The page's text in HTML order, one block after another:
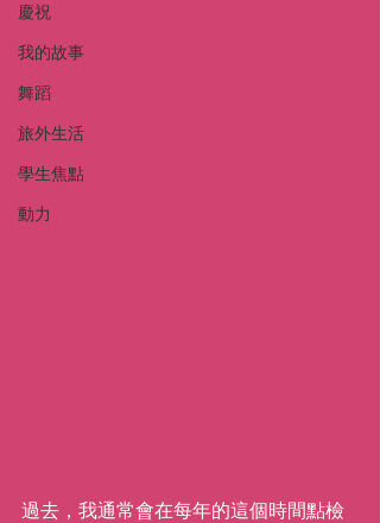
慶祝
我的故事
舞蹈
旅外生活
學生焦點
動力
過去，我通常會在每年的這個時間點檢